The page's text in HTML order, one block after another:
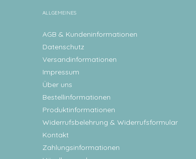
ALLGEMEINES
AGB & Kundeninformationen
Datenschutz
Versandinformationen
Impressum
Über uns
Bestellinformationen
Produktinformationen
Widerrufsbelehrung & Widerrufsformular
Kontakt
Zahlungsinformationen